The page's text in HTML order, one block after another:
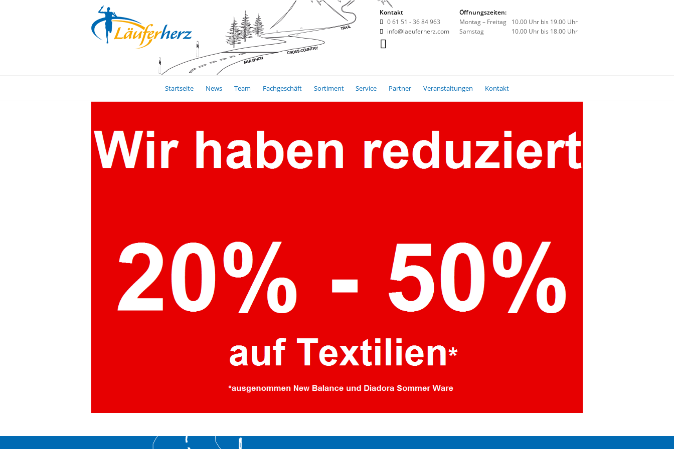
Kontakt
0 61 51 - 36 84 963
info@laeuferherz.com
Öffnungszeiten:
Montag – Freitag
10.00 Uhr bis 19.00 Uhr
Samstag
10.00 Uhr bis 18.00 Uhr
Startseite News Team Fachgeschäft Sortiment Service Partner Veranstaltungen Kontakt